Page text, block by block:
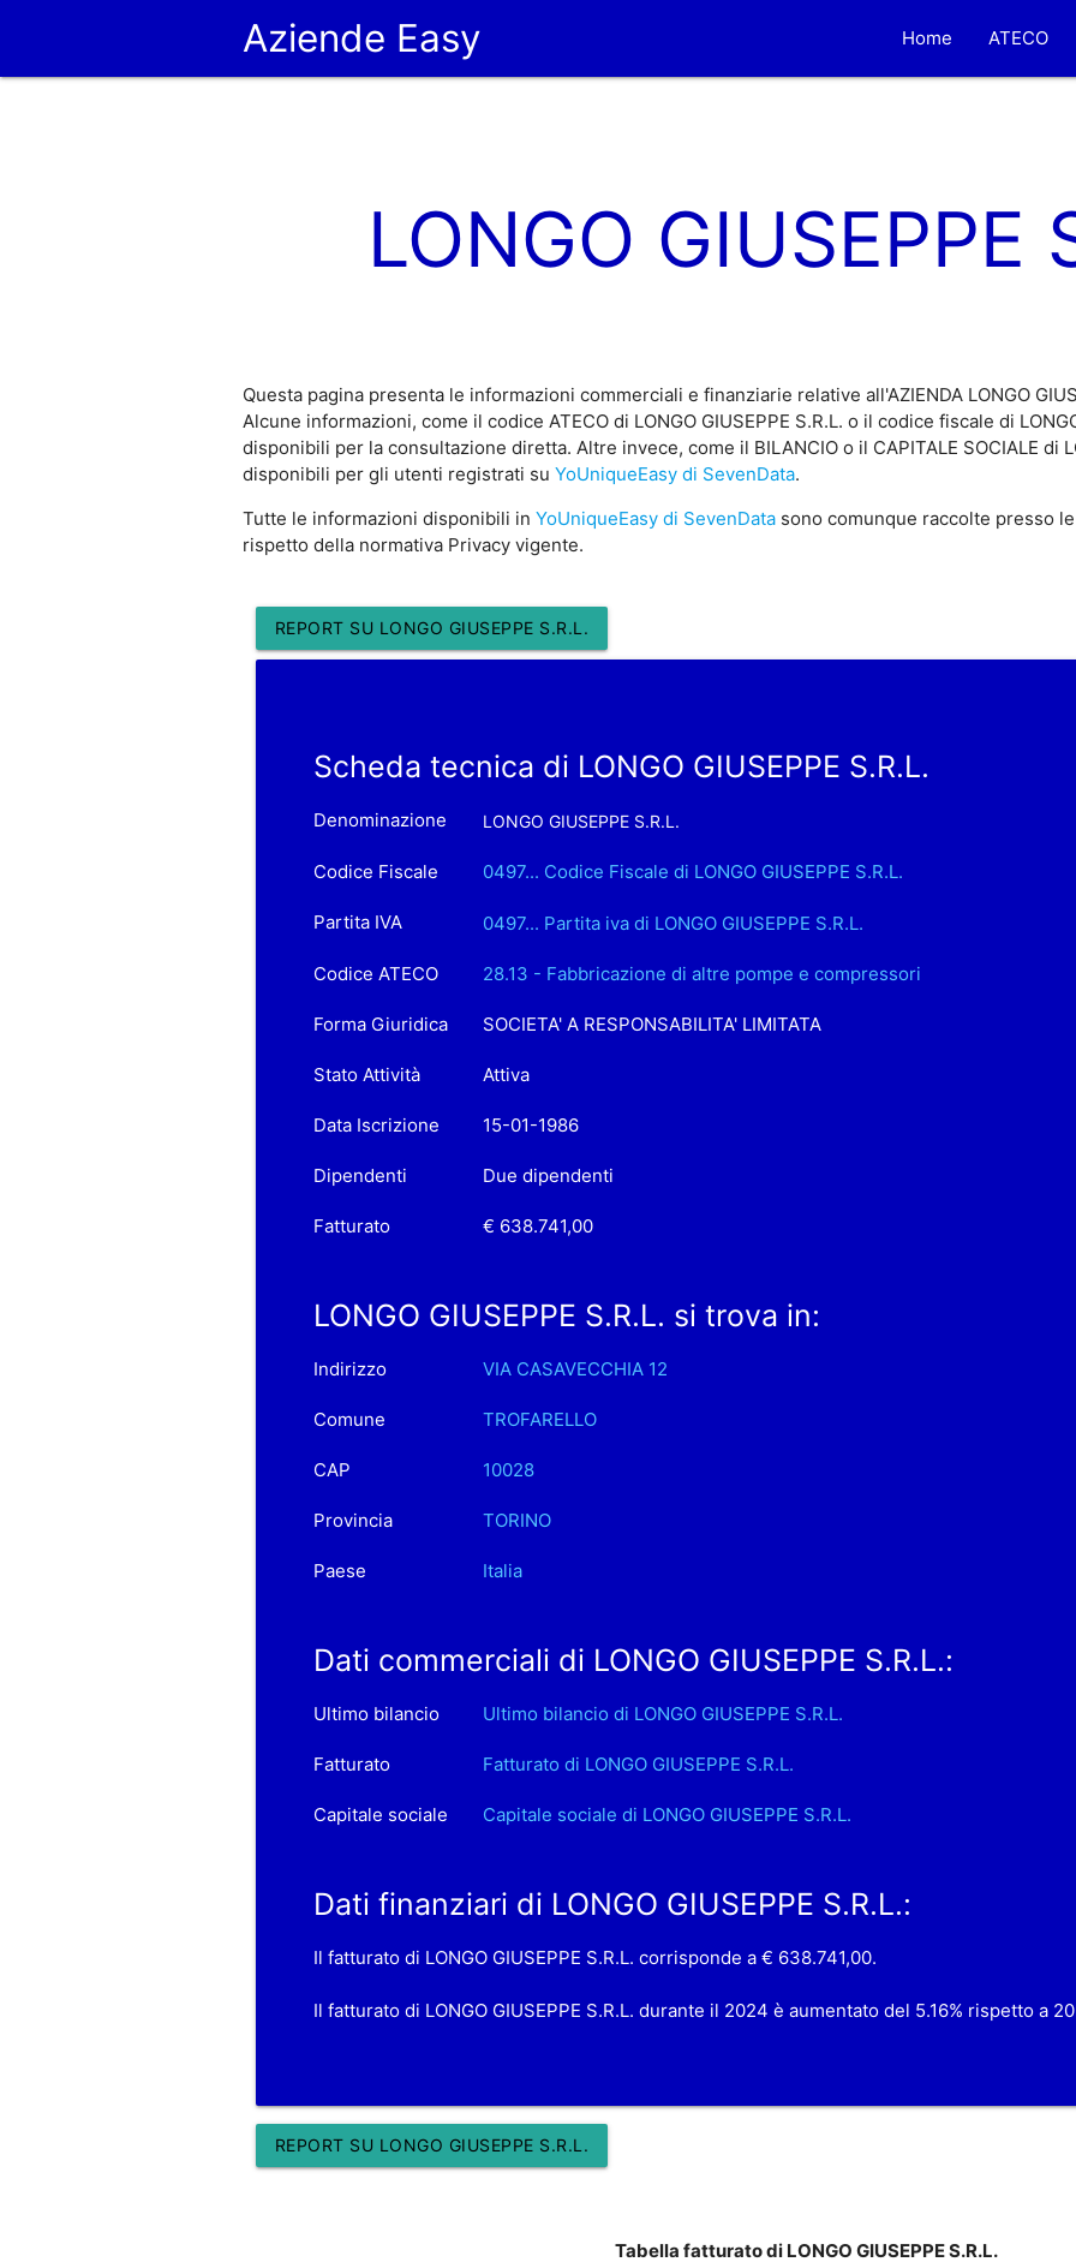
Aziende Easy Home ATECO
LONGO GIUSEPPE
Questa pagina presenta le informazioni commerciali e finanziarie relative all'AZIENDA LONGO
Alcune informazioni, come il codice ATECO di LONGO GIUSEPPE S.R.L. o il codice fiscale di
disponibili per la consultazione diretta. Altre invece, come il BILANCIO o il CAPITALE SOCIALE di
disponibili per gli utenti registrati su YoUniqueEasy di SevenData.
Tutte le informazioni disponibili in YoUniqueEasy di SevenDatasono comunque raccolte presso
rispetto della normativa Privacy vigente.
REPORT SU LONGO GIUSEPPE S.R.L.
Scheda tecnica di LONGO GIUSEPPE S.R.L.
Denominazione LONGO GIUSEPPE S.R.L.
Codice Fiscale 0497... Codice Fiscale di LONGO GIUSEPPE S.R.L.
Partita IVA 0497... Partita iva di LONGO GIUSEPPE S.R.L.
Codice ATECO 28.13 - Fabbricazione di altre pompe e compressori
Forma Giuridica SOCIETA' A RESPONSABILITA' LIMITATA
Stato Attività Attiva
Data Iscrizione 15-01-1986
Dipendenti Due dipendenti
Fatturato € 638.741,00
LONGO GIUSEPPE S.R.L. si trova in:
Indirizzo VIA CASAVECCHIA 12
Comune TROFARELLO
CAP 10028
Provincia TORINO
Paese Italia
Dati commerciali di LONGO GIUSEPPE S.R.L.:
Ultimo bilancio Ultimo bilancio di LONGO GIUSEPPE S.R.L.
Fatturato Fatturato di LONGO GIUSEPPE S.R.L.
Capitale sociale Capitale sociale di LONGO GIUSEPPE S.R.L.
Dati finanziari di LONGO GIUSEPPE S.R.L.:
Il fatturato di LONGO GIUSEPPE S.R.L. corrisponde a € 638.741,00.
Il fatturato di LONGO GIUSEPPE S.R.L. durante il 2024 è aumentato del 5.16% rispetto a
REPORT SU LONGO GIUSEPPE S.R.L.
Tabella fatturato di LONGO GIUSEPPE S.R.L.